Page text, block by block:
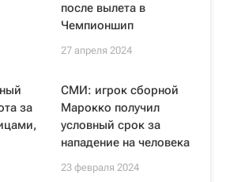
после вылета в
Чемпионшип
27 апреля 2024
за
СМИ: игрок сборной
Марокко получил
условный срок за
нападение на человека
23 февраля 2024